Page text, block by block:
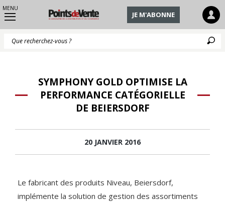
MENU
JE M'ABONNE
SYMPHONY GOLD OPTIMISE LA
PERFORMANCE CATÉGORIELLE
DE BEIERSDORF
20 JANVIER 2016
Le fabricant des produits Niveau, Beiersdorf,
implémente la solution de gestion des assortiments